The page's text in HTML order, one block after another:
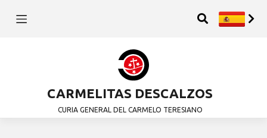
CARMELITAS DESCALZOS
CURIA GENERAL DEL CARMELO TERESIANO